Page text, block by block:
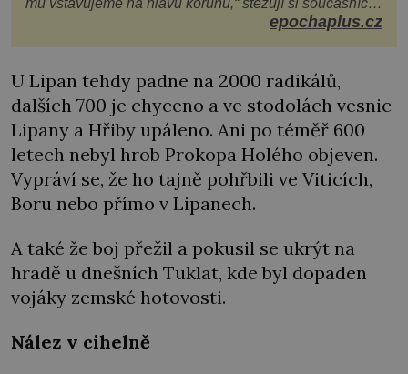
mu vstavujeme na hlavu korunu,“ stěžují si současníci,
pro které je k neuvěření, že droboučký princ se dnes
epochaplus.cz
U Lipan tehdy padne na 2000 radikálů,
dalších 700 je chyceno a ve stodolách vesnic
Lipany a Hřiby upáleno. Ani po téměř 600
letech nebyl hrob Prokopa Holého objeven.
Vypráví se, že ho tajně pohřbili ve Viticích,
Boru nebo přímo v Lipanech.
A také že boj přežil a pokusil se ukrýt na
hradě u dnešních Tuklat, kde byl dopaden
vojáky zemské hotovosti.
Nález v cihelně